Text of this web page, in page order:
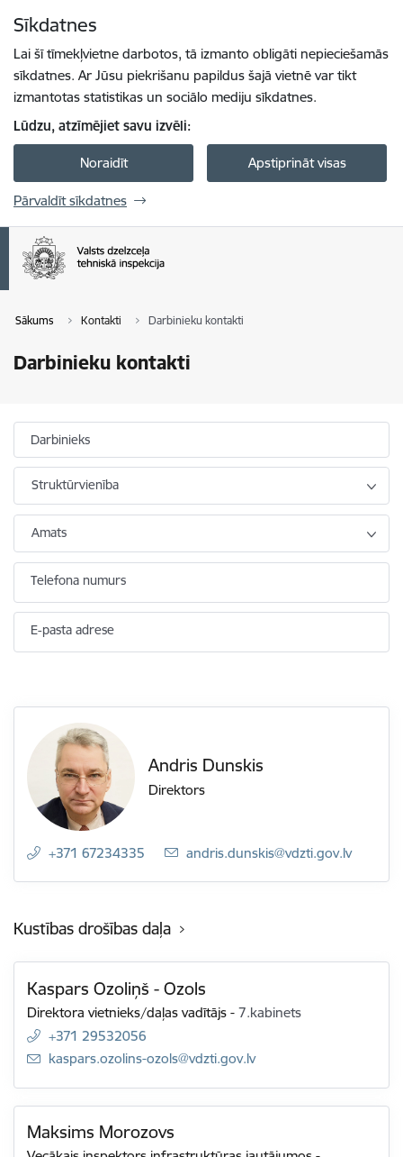
Sīkdatnes
Lai šī tīmekļvietne darbotos, tā izmanto obligāti nepieciešamās
sīkdatnes. Ar Jūsu piekrišanu papildus šajā vietnē var tikt
izmantotas statistikas un sociālo mediju sīkdatnes.
Lūdzu, atzīmējiet savu izvēli:
Noraidīt Apstiprināt visas
Pārvaldīt sīkdatnes
Sākums Kontakti Darbinieku kontakti
Darbinieku kontakti
Darbinieks
Struktūrvienība
Amats
Telefona numurs
E-pasta adrese
Andris Dunskis
Direktors
+371 67234335 E-pasts:
andris.dunskis@vdzti.gov.lv
Kustības drošības daļa
Kaspars Ozoliņš - Ozols
Direktora vietnieks/daļas vadītājs -7.kabinets
+371 29532056
E-pasts:
kaspars.ozolins-ozols@vdzti.gov.lv
Maksims Morozovs